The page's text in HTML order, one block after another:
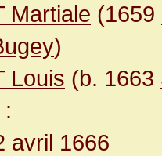
Martiale (1659
)
Louis (b. 1663
:
avril 1666